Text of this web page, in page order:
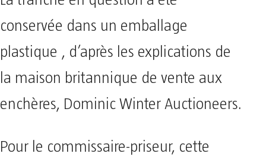
conservée dans un emballage
plastique , d’après les explications de
la maison britannique de vente aux
enchères, Dominic Winter Auctioneers.
Pour le commissaire-priseur, cette